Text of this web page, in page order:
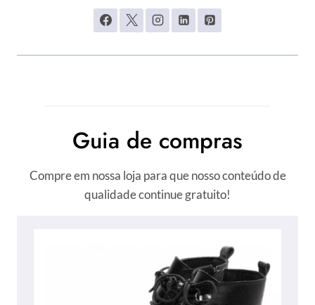
Guia de compras
Compre em nossa loja para que nosso conteúdo de
qualidade continue gratuito!